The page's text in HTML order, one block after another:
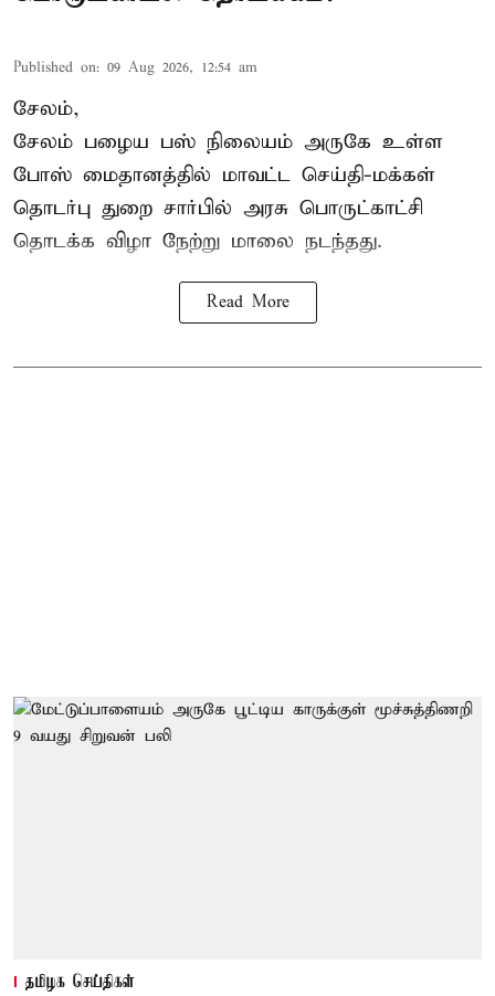
Published on: 09 Aug 2026, 12:54 am
சேலம்,
சேலம் பழைய பஸ் நிலையம் அருகே உள்ள
போஸ் மைதானத்தில் மாவட்ட செய்தி-மக்கள்
தொடர்பு துறை சார்பில் அரசு பொருட்காட்சி
தொடக்க விழா நேற்று மாலை நடந்தது.
Read More
தமிழக செய்திகள்